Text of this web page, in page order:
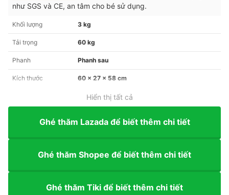
như SGS và CE, an tâm cho bé sử dụng.
Khối lượng 3 kg
Tải trọng 60 kg
Phanh Phanh sau
Kích thước 60 x 27 x 58 cm
Hiển thị tất cả
Ghé thăm Lazada để biết thêm chi tiết
Ghé thăm Shopee để biết thêm chi tiết
Ghé thăm Tiki để biết thêm chi tiết